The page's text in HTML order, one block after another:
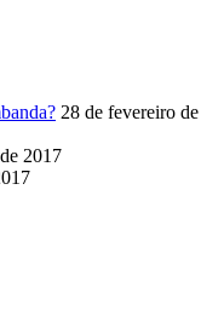
28 de fevereiro de
2017